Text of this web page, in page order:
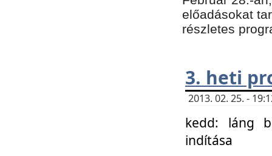
előadásokat
részletes
3. heti
2013. 02. 25. -
kedd: láng
indítása